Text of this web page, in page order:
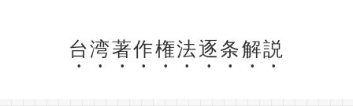
台湾著作権法逐条解説